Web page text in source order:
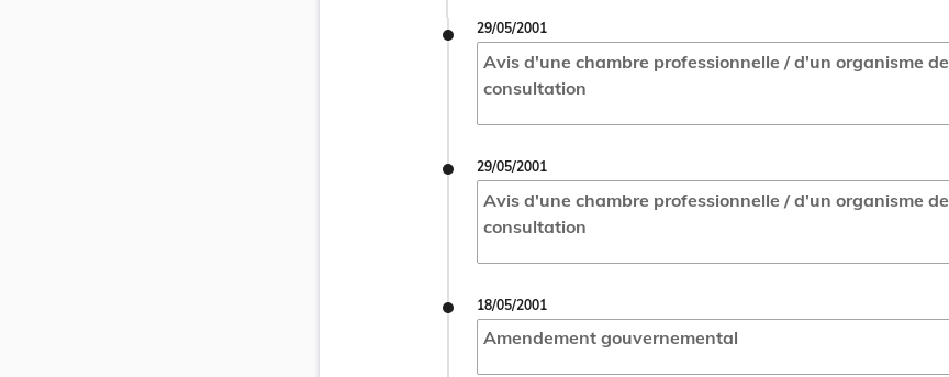
29/05/2001
Avis d'une chambre professionnelle / d'un organisme de
consultation
29/05/2001
Avis d'une chambre professionnelle / d'un organisme de
consultation
18/05/2001
Amendement gouvernemental